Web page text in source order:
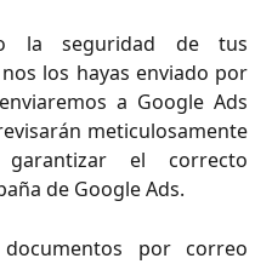
la seguridad de tus
los hayas enviado por
a Google Ads
meticulosamente
el correcto
de Google Ads.
por correo